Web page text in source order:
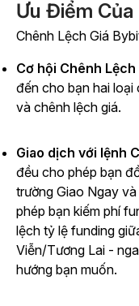
Ưu Điểm
Chênh Lệch Giá
Cơ hội Chênh Lệch
đến cho bạn hai loại
và chênh lệch giá.
Giao dịch với lệnh
đều cho phép bạn
trường Giao Ngay
phép bạn kiếm phí
lệch tỷ lệ funding
Viễn/Tương Lai -
hướng bạn muốn.